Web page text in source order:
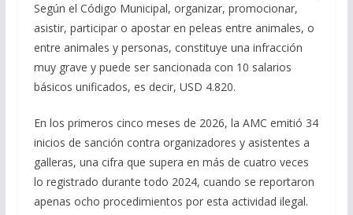
Según el Código Municipal, organizar, promocionar,
asistir, participar o apostar en peleas entre animales, o
entre animales y personas, constituye una infracción
muy grave y puede ser sancionada con 10 salarios
básicos unificados, es decir, USD 4.820.
En los primeros cinco meses de 2026, la AMC emitió 34
inicios de sanción contra organizadores y asistentes a
galleras, una cifra que supera en más de cuatro veces
lo registrado durante todo 2024, cuando se reportaron
apenas ocho procedimientos por esta actividad ilegal.